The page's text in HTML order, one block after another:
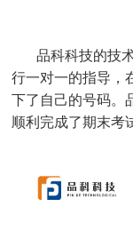
品科科技的技
行一对一的指导，
下了自己的号码。
顺利完成了期末考